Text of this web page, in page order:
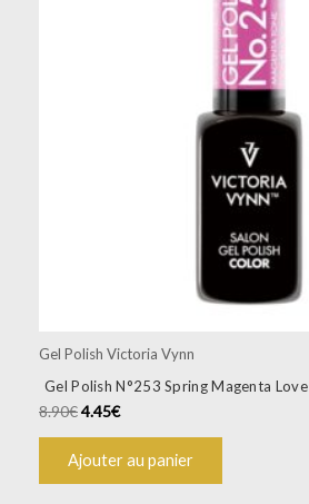
Gel Polish Victoria Vynn
Gel Polish N°253 Spring Magenta Love
8.90€4.45€
Ajouter au panier